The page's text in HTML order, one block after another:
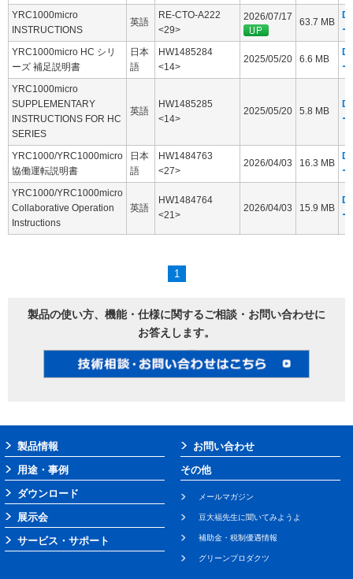
YRC1000micro
INSTRUCTIONS
英語
RE-CTO-A222
<29>
2026/07/17 63.7 MB
YRC1000micro HC シリ
ーズ 補足説明書
日本
語
HW1485284
<14>
2025/05/20 6.6 MB
YRC1000micro
SUPPLEMENTARY
INSTRUCTIONS FOR HC
SERIES
英語
HW1485285
<14>
2025/05/20 5.8 MB
YRC1000/YRC1000micro
協働運転説明書
日本
語
HW1484763
<27>
2026/04/03 16.3 MB
YRC1000/YRC1000micro
Collaborative Operation
Instructions
英語
HW1484764
<21>
2026/04/03 15.9 MB
1
製品の使い方、機能・仕様に関するご相談・お問い合わせに
お答えします。
製品情報
用途・事例
ダウンロード
展示会
サービス・サポート
お問い合わせ
その他
メールマガジン
豆大福先生に聞いてみようよ
補助金・税制優遇情報
グリーンプロダクツ